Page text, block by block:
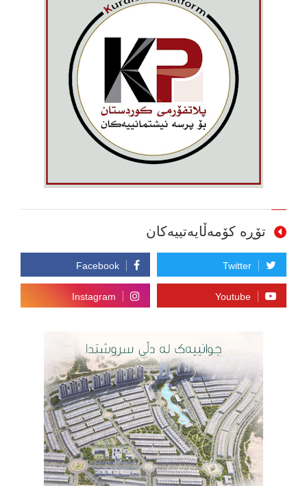
تۆڕە کۆمەڵایەتییەکان